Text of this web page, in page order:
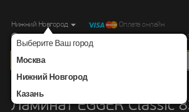
Нижний Новгород
Выберите Ваш город
Москва
Нижний Новгород
Казань
Оплата онлайн
г. Нижний Новгород, Ул. Республиканская д.43 корпус
Ламинат EGGER